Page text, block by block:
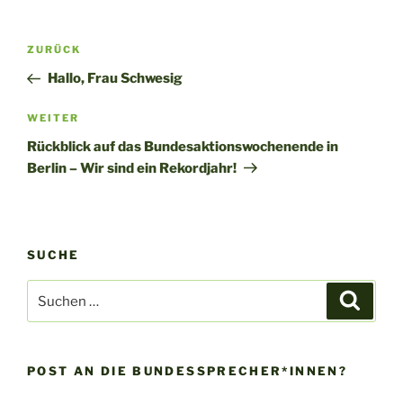
Beitragsnavigation
Vorheriger
Beitrag
ZURÜCK
Hallo, Frau Schwesig
Nächster
Beitrag
WEITER
Rückblick auf das Bundesaktionswochenende in
Berlin – Wir sind ein Rekordjahr!
SUCHE
nach:
POST AN DIE BUNDESSPRECHER*INNEN?